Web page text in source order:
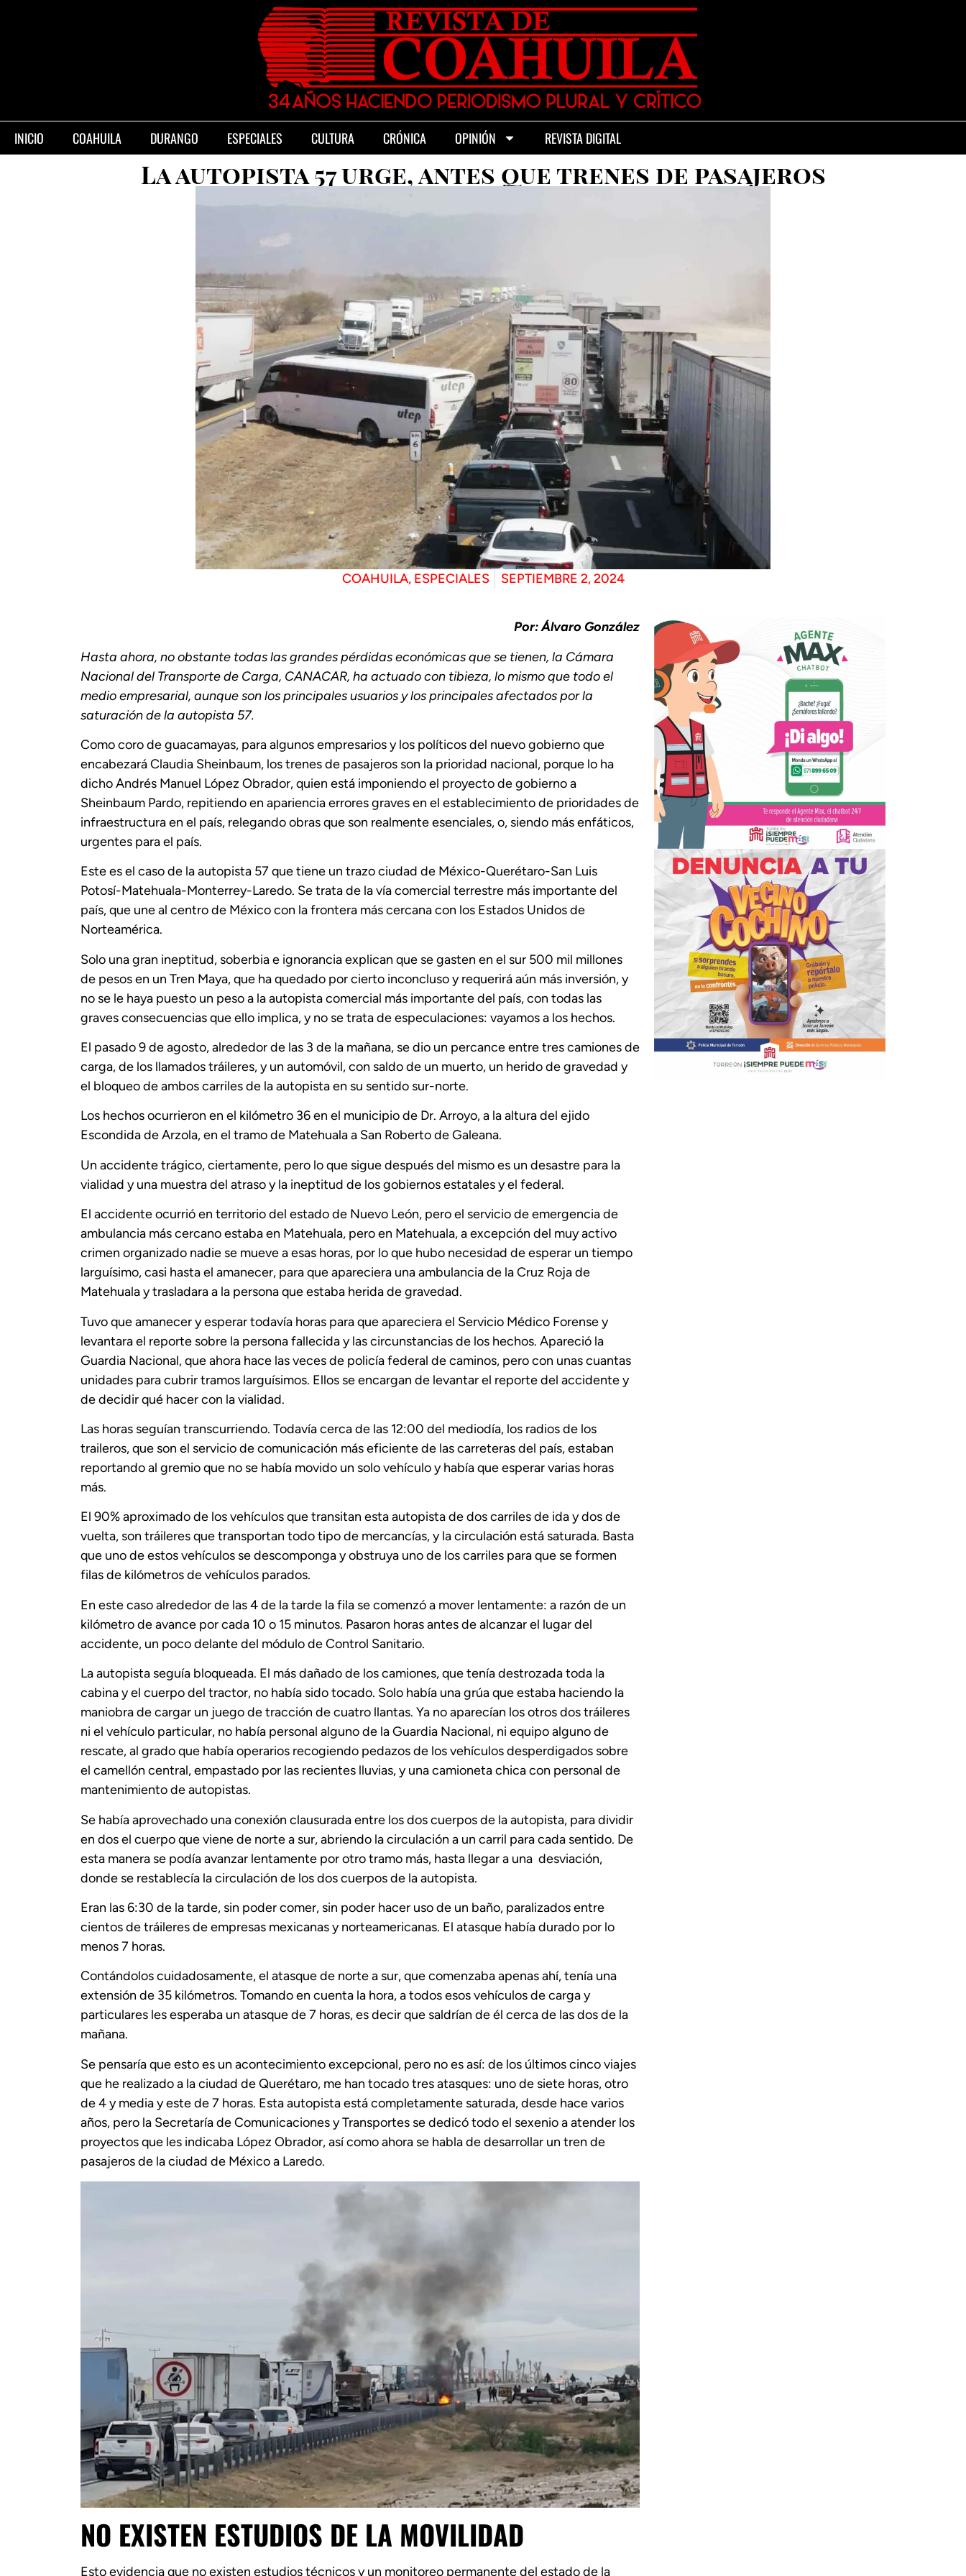
INICIO COAHUILA DURANGO ESPECIALES CULTURA CRÓNICA OPINIÓN REVISTA DIGITAL
La autopista 57 urge, antes que trenes de pasajeros
COAHUILA, ESPECIALES SEPTIEMBRE 2, 2024
Por: Álvaro González
Hasta ahora, no obstante todas las grandes pérdidas económicas que se tienen, la Cámara
Nacional del Transporte de Carga, CANACAR, ha actuado con tibieza, lo mismo que todo el
medio empresarial, aunque son los principales usuarios y los principales afectados por la
saturación de la autopista 57.
Como coro de guacamayas, para algunos empresarios y los políticos del nuevo gobierno que
encabezará Claudia Sheinbaum, los trenes de pasajeros son la prioridad nacional, porque lo ha
dicho Andrés Manuel López Obrador, quien está imponiendo el proyecto de gobierno a
Sheinbaum Pardo, repitiendo en apariencia errores graves en el establecimiento de prioridades de
infraestructura en el país, relegando obras que son realmente esenciales, o, siendo más enfáticos,
urgentes para el país.
Este es el caso de la autopista 57 que tiene un trazo ciudad de México-Querétaro-San Luis
Potosí-Matehuala-Monterrey-Laredo. Se trata de la vía comercial terrestre más importante del
país, que une al centro de México con la frontera más cercana con los Estados Unidos de
Norteamérica.
Solo una gran ineptitud, soberbia e ignorancia explican que se gasten en el sur 500 mil millones
de pesos en un Tren Maya, que ha quedado por cierto inconcluso y requerirá aún más inversión, y
no se le haya puesto un peso a la autopista comercial más importante del país, con todas las
graves consecuencias que ello implica, y no se trata de especulaciones: vayamos a los hechos.
El pasado 9 de agosto, alrededor de las 3 de la mañana, se dio un percance entre tres camiones de
carga, de los llamados tráileres, y un automóvil, con saldo de un muerto, un herido de gravedad y
el bloqueo de ambos carriles de la autopista en su sentido sur-norte.
Los hechos ocurrieron en el kilómetro 36 en el municipio de Dr. Arroyo, a la altura del ejido
Escondida de Arzola, en el tramo de Matehuala a San Roberto de Galeana.
Un accidente trágico, ciertamente, pero lo que sigue después del mismo es un desastre para la
vialidad y una muestra del atraso y la ineptitud de los gobiernos estatales y el federal.
El accidente ocurrió en territorio del estado de Nuevo León, pero el servicio de emergencia de
ambulancia más cercano estaba en Matehuala, pero en Matehuala, a excepción del muy activo
crimen organizado nadie se mueve a esas horas, por lo que hubo necesidad de esperar un tiempo
larguísimo, casi hasta el amanecer, para que apareciera una ambulancia de la Cruz Roja de
Matehuala y trasladara a la persona que estaba herida de gravedad.
Tuvo que amanecer y esperar todavía horas para que apareciera el Servicio Médico Forense y
levantara el reporte sobre la persona fallecida y las circunstancias de los hechos. Apareció la
Guardia Nacional, que ahora hace las veces de policía federal de caminos, pero con unas cuantas
unidades para cubrir tramos larguísimos. Ellos se encargan de levantar el reporte del accidente y
de decidir qué hacer con la vialidad.
Las horas seguían transcurriendo. Todavía cerca de las 12:00 del mediodía, los radios de los
traileros, que son el servicio de comunicación más eficiente de las carreteras del país, estaban
reportando al gremio que no se había movido un solo vehículo y había que esperar varias horas
más.
El 90% aproximado de los vehículos que transitan esta autopista de dos carriles de ida y dos de
vuelta, son tráileres que transportan todo tipo de mercancías, y la circulación está saturada. Basta
que uno de estos vehículos se descomponga y obstruya uno de los carriles para que se formen
filas de kilómetros de vehículos parados.
En este caso alrededor de las 4 de la tarde la fila se comenzó a mover lentamente: a razón de un
kilómetro de avance por cada 10 o 15 minutos. Pasaron horas antes de alcanzar el lugar del
accidente, un poco delante del módulo de Control Sanitario.
La autopista seguía bloqueada. El más dañado de los camiones, que tenía destrozada toda la
cabina y el cuerpo del tractor, no había sido tocado. Solo había una grúa que estaba haciendo la
maniobra de cargar un juego de tracción de cuatro llantas. Ya no aparecían los otros dos tráileres
ni el vehículo particular, no había personal alguno de la Guardia Nacional, ni equipo alguno de
rescate, al grado que había operarios recogiendo pedazos de los vehículos desperdigados sobre
el camellón central, empastado por las recientes lluvias, y una camioneta chica con personal de
mantenimiento de autopistas.
Se había aprovechado una conexión clausurada entre los dos cuerpos de la autopista, para dividir
en dos el cuerpo que viene de norte a sur, abriendo la circulación a un carril para cada sentido. De
esta manera se podía avanzar lentamente por otro tramo más, hasta llegar a una desviación,
donde se restablecía la circulación de los dos cuerpos de la autopista.
Eran las 6:30 de la tarde, sin poder comer, sin poder hacer uso de un baño, paralizados entre
cientos de tráileres de empresas mexicanas y norteamericanas. El atasque había durado por lo
menos 7 horas.
Contándolos cuidadosamente, el atasque de norte a sur, que comenzaba apenas ahí, tenía una
extensión de 35 kilómetros. Tomando en cuenta la hora, a todos esos vehículos de carga y
particulares les esperaba un atasque de 7 horas, es decir que saldrían de él cerca de las dos de la
mañana.
Se pensaría que esto es un acontecimiento excepcional, pero no es así: de los últimos cinco viajes
que he realizado a la ciudad de Querétaro, me han tocado tres atasques: uno de siete horas, otro
de 4 y media y este de 7 horas. Esta autopista está completamente saturada, desde hace varios
años, pero la Secretaría de Comunicaciones y Transportes se dedicó todo el sexenio a atender los
proyectos que les indicaba López Obrador, así como ahora se habla de desarrollar un tren de
pasajeros de la ciudad de México a Laredo.
NO EXISTEN ESTUDIOS DE LA MOVILIDAD
Esto evidencia que no existen estudios técnicos y un monitoreo permanente del estado de la